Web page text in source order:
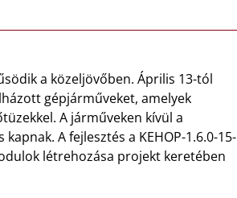
a közeljövőben. Április 13-tól
gépjárműveket, amelyek
A járműveken kívül a
A fejlesztés a KEHOP-1.6.0-15-
létrehozása projekt keretében